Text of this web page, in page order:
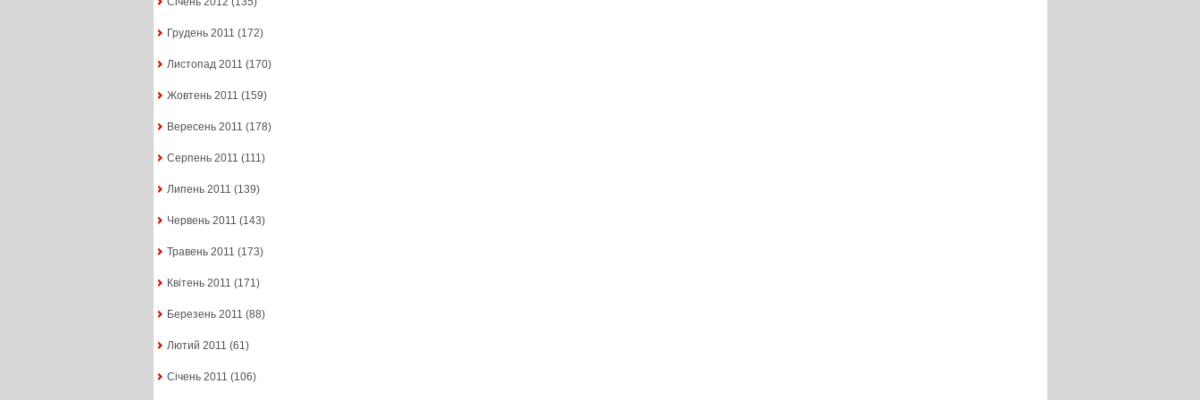
Грудень 2011 (172)
Листопад 2011 (170)
Жовтень 2011 (159)
Вересень 2011 (178)
Серпень 2011 (111)
Липень 2011 (139)
Червень 2011 (143)
Травень 2011 (173)
Квітень 2011 (171)
Березень 2011 (88)
Лютий 2011 (61)
Січень 2011 (106)